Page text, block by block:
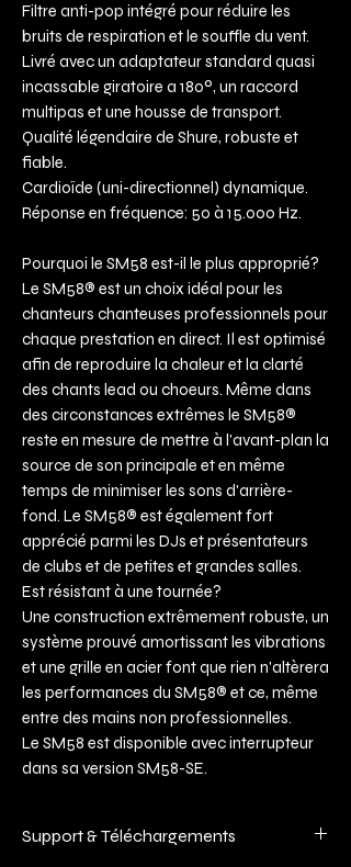
Filtre anti-pop intégré pour réduire les
bruits de respiration et le souffle du vent.
Livré avec un adaptateur standard quasi
incassable giratoire a 180º, un raccord
multipas et une housse de transport.
Qualité légendaire de Shure, robuste et
fiable.
Cardioïde (uni-directionnel) dynamique.
Réponse en fréquence: 50 à 15.000 Hz.
Pourquoi le SM58 est-il le plus approprié?
Le SM58® est un choix idéal pour les
chanteurs chanteuses professionnels pour
chaque prestation en direct. Il est optimisé
afin de reproduire la chaleur et la clarté
des chants lead ou choeurs. Même dans
des circonstances extrêmes le SM58®
reste en mesure de mettre à l'avant-plan la
source de son principale et en même
temps de minimiser les sons d'arrière-
fond. Le SM58® est également fort
apprécié parmi les DJs et présentateurs
de clubs et de petites et grandes salles.
Est résistant à une tournée?
Une construction extrêmement robuste, un
système prouvé amortissant les vibrations
et une grille en acier font que rien n'altèrera
les performances du SM58® et ce, même
entre des mains non professionnelles.
Le SM58 est disponible avec interrupteur
dans sa version SM58-SE.
Support & Téléchargements